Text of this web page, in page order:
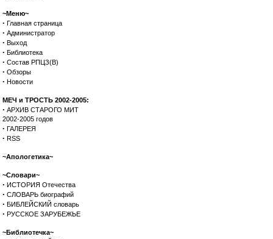
~Меню~
· Главная страница
· Администратор
· Выход
· Библиотека
· Состав РПЦЗ(В)
· Обзоры
· Новости
МЕЧ и ТРОСТЬ 2002-2005:
· АРХИВ СТАРОГО МИТ
2002-2005 годов
· ГАЛЕРЕЯ
· RSS
~Апологетика~
~Словари~
· ИСТОРИЯ Отечества
· СЛОВАРЬ биографий
· БИБЛЕЙСКИЙ словарь
· РУССКОЕ ЗАРУБЕЖЬЕ
~Библиотечка~